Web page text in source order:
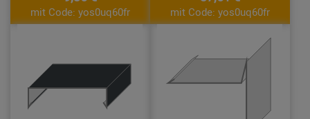
mit Code: yos0uq60fr mit Code: yos0uq60fr